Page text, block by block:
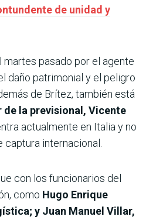
de unidad y
martes pasado por el agente
daño patrimonial y el peligro
de Brítez, también está
la previsional, Vicente
actualmente en Italia y no
internacional.
con los funcionarios del
como Hugo Enrique
y Juan Manuel Villar,